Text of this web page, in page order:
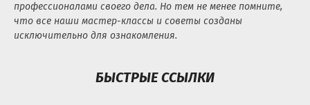
профессионалами своего дела. Но тем не менее помните,
что все наши мастер-классы и советы созданы
исключительно для ознакомления.
БЫСТРЫЕ ССЫЛКИ